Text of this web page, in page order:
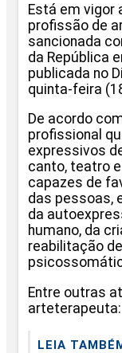
Está em vigor
profissão de
sancionada
da República
publicada no
quinta-feira
De acordo
profissional
expressivos
canto, teatro
capazes de
das pessoas,
da
humano, da
reabilitação
Entre outras
arteterapeuta:
LEIA